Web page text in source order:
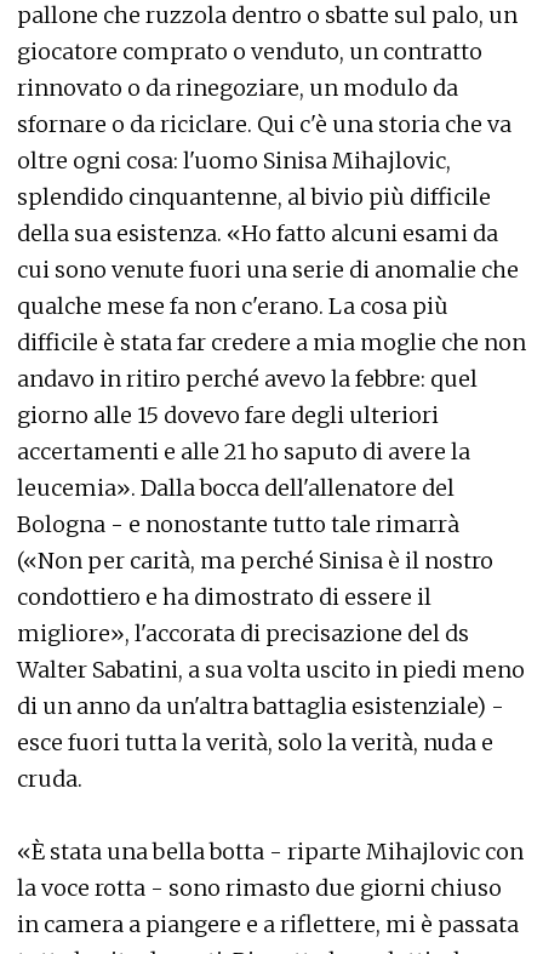
pallone che ruzzola dentro o sbatte sul palo, un
giocatore comprato o venduto, un contratto
rinnovato o da rinegoziare, un modulo da
sfornare o da riciclare. Qui c'è una storia che va
oltre ogni cosa: l'uomo Sinisa Mihajlovic,
splendido cinquantenne, al bivio più difficile
della sua esistenza. «Ho fatto alcuni esami da
cui sono venute fuori una serie di anomalie che
qualche mese fa non c'erano. La cosa più
difficile è stata far credere a mia moglie che non
andavo in ritiro perché avevo la febbre: quel
giorno alle 15 dovevo fare degli ulteriori
accertamenti e alle 21 ho saputo di avere la
leucemia». Dalla bocca dell'allenatore del
Bologna - e nonostante tutto tale rimarrà
(«Non per carità, ma perché Sinisa è il nostro
condottiero e ha dimostrato di essere il
migliore», l'accorata di precisazione del ds
Walter Sabatini, a sua volta uscito in piedi meno
di un anno da un'altra battaglia esistenziale) -
esce fuori tutta la verità, solo la verità, nuda e
cruda.
«È stata una bella botta - riparte Mihajlovic con
la voce rotta - sono rimasto due giorni chiuso
in camera a piangere e a riflettere, mi è passata